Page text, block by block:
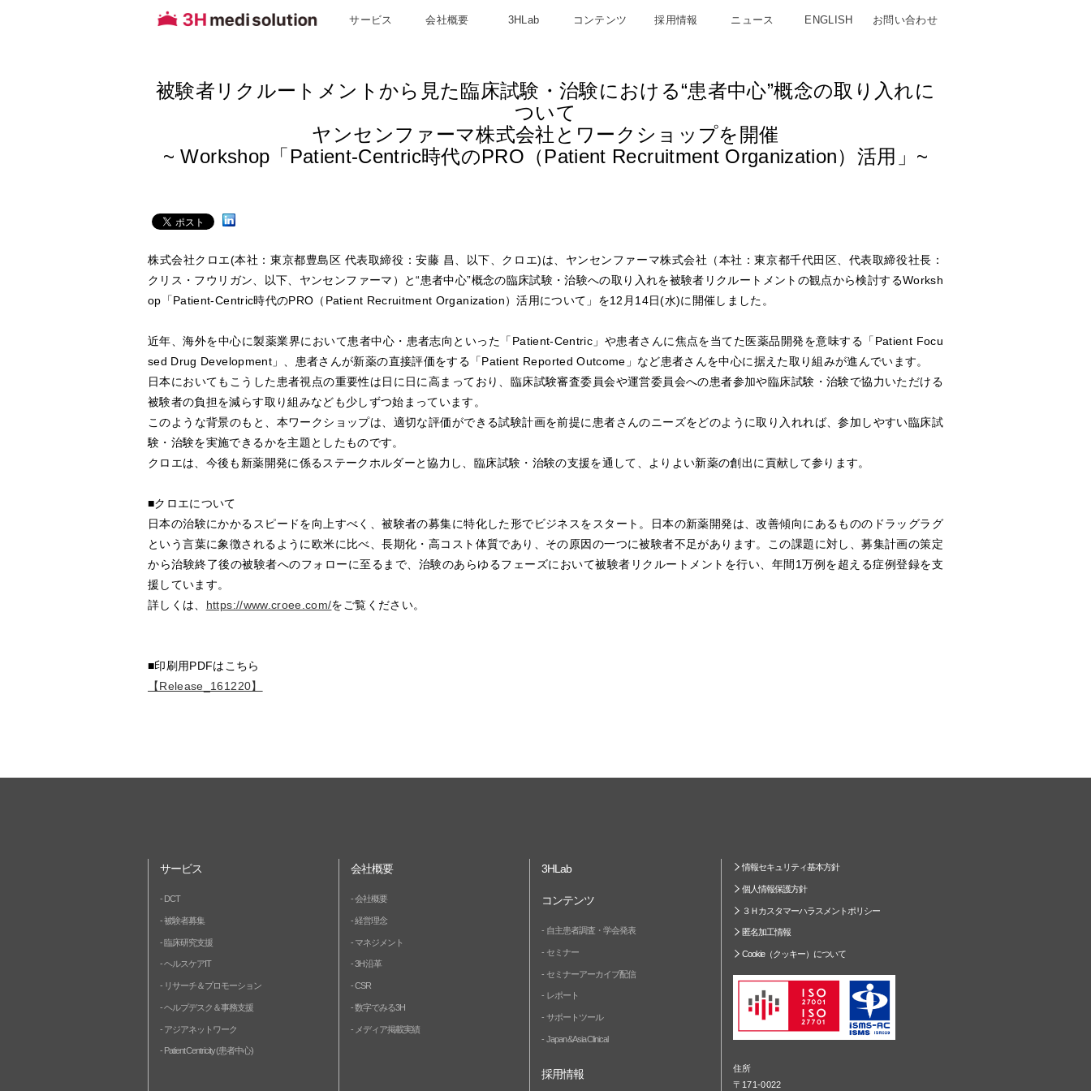
サービス 会社概要 3HLab コンテンツ 採用情報 ニュース ENGLISH お問い合わせ
被験者リクルートメントから見た臨床試験・治験における“患者中心”概念の取り入れに
ついて
ヤンセンファーマ株式会社とワークショップを開催
~ Workshop「Patient-Centric時代のPRO（Patient Recruitment Organization）活用」~
株式会社クロエ(本社：東京都豊島区 代表取締役：安藤 昌、以下、クロエ)は、ヤンセンファーマ株式会社（本社：東京都千代田区、代表取締役社長：
クリス・フウリガン、以下、ヤンセンファーマ）と“患者中心”概念の臨床試験・治験への取り入れを被験者リクルートメントの観点から検討するWorksh
op「Patient-Centric時代のPRO（Patient Recruitment Organization）活用について」を12月14日(水)に開催しました。
近年、海外を中心に製薬業界において患者中心・患者志向といった「Patient-Centric」や患者さんに焦点を当てた医薬品開発を意味する「Patient Focu
sed Drug Development」、患者さんが新薬の直接評価をする「Patient Reported Outcome」など患者さんを中心に据えた取り組みが進んでいます。
日本においてもこうした患者視点の重要性は日に日に高まっており、臨床試験審査委員会や運営委員会への患者参加や臨床試験・治験で協力いただける
被験者の負担を減らす取り組みなども少しずつ始まっています。
このような背景のもと、本ワークショップは、適切な評価ができる試験計画を前提に患者さんのニーズをどのように取り入れれば、参加しやすい臨床試
験・治験を実施できるかを主題としたものです。
クロエは、今後も新薬開発に係るステークホルダーと協力し、臨床試験・治験の支援を通して、よりよい新薬の創出に貢献して参ります。
■クロエについて
日本の治験にかかるスピードを向上すべく、被験者の募集に特化した形でビジネスをスタート。日本の新薬開発は、改善傾向にあるもののドラッグラグ
という言葉に象徴されるように欧米に比べ、長期化・高コスト体質であり、その原因の一つに被験者不足があります。この課題に対し、募集計画の策定
から治験終了後の被験者へのフォローに至るまで、治験のあらゆるフェーズにおいて被験者リクルートメントを行い、年間1万例を超える症例登録を支
援しています。
詳しくは、 https://www.croee.com/をご覧ください。
■印刷用PDFはこちら
【Release_161220】
サービス
DCT
被験者募集
臨床研究支援
ヘルスケアIT
リサーチ＆プロモーション
ヘルプデスク＆事務支援
アジアネットワーク
Patient Centricity (患者中心)
会社概要
会社概要
経営理念
マネジメント
3H 沿革
CSR
数字でみる3H
メディア掲載実績
3HLab
コンテンツ
自主患者調査・学会発表
セミナー
セミナーアーカイブ配信
レポート
サポートツール
Japan & Asia Clinical
採用情報
情報セキュリティ基本方針
個人情報保護方針
３Ｈカスタマーハラスメントポリシー
匿名加工情報
Cookie（クッキー）について
住所
〒171-0022